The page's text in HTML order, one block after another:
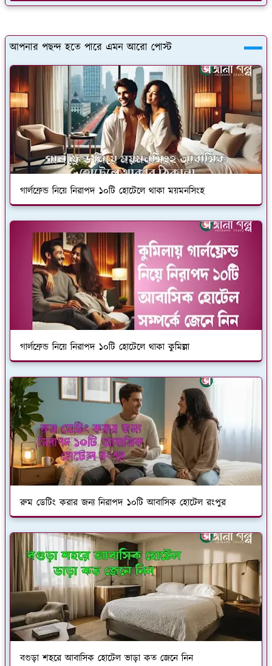
আপনার পছন্দ হতে পারে এমন আরো পোস্ট
গার্লফ্রেন্ড নিয়ে নিরাপদ ১০টি হোটেলে থাকা ময়মনসিংহ
গার্লফ্রেন্ড নিয়ে নিরাপদ ১০টি হোটেলে থাকা কুমিল্লা
রুম ডেটিং করার জন্য নিরাপদ ১০টি আবাসিক হোটেল রংপুর
বগুড়া শহরে আবাসিক হোটেল ভাড়া কত জেনে নিন